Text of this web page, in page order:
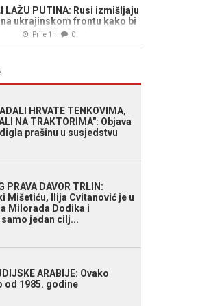
LAŽU PUTINA: Rusi izmišljaju
ukrajinskom frontu kako bi
obmanuli šefa Kremlja
Prije 1h 0
HRVATE TENKOVIMA,
NA TRAKTORIMA": Objava
prašinu u susjedstvu
PRAVA DAVOR TRLIN:
Mišetiću, Ilija Cvitanović je u
Milorada Dodika i
jedan cilj...
ARABIJE: Ovako
od 1985. godine